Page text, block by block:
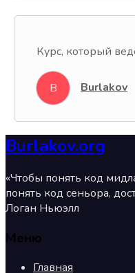
Курс, который
B Burlakov
Burlakov.org
«Чтобы понять код
понять код сеньора,
Логан Ньюэлл
Меню
Главная